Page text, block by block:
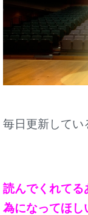
毎日更新してい
読んでくれてる
為になってほし